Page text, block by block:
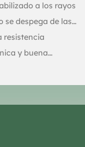
a los rayos
se despega de las
resistencia
y buena